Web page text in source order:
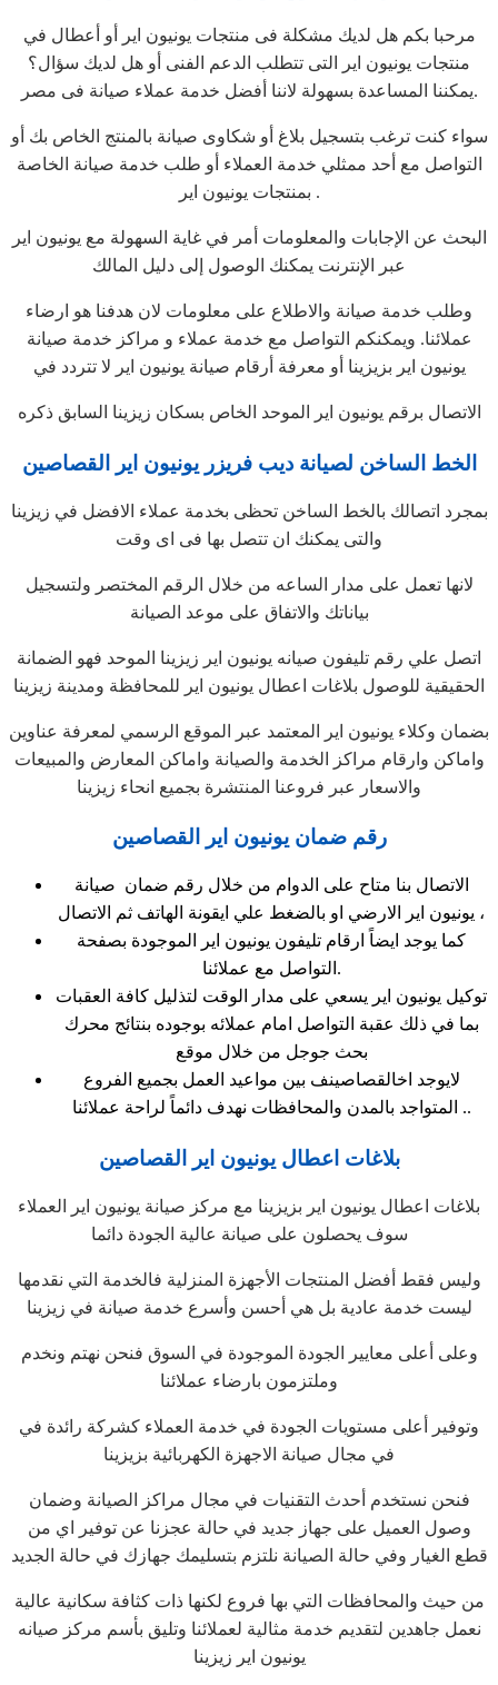
مرحبا بكم هل لديك مشكلة فى منتجات يونيون اير أو أعطال في
منتجات يونيون اير التى تتطلب الدعم الفنى أو هل لديك سؤال؟
يمكننا المساعدة بسهولة لاننا أفضل خدمة عملاء صيانة فى مصر.
سواء كنت ترغب بتسجيل بلاغ أو شكاوى صيانة بالمنتج الخاص بك أو
التواصل مع أحد ممثلي خدمة العملاء أو طلب خدمة صيانة الخاصة
بمنتجات يونيون اير .
البحث عن الإجابات والمعلومات أمر في غاية السهولة مع يونيون اير
عبر الإنترنت يمكنك الوصول إلى دليل المالك
وطلب خدمة صيانة والاطلاع على معلومات لان هدفنا هو ارضاء
عملائنا. ويمكنكم التواصل مع خدمة عملاء و مراكز خدمة صيانة
يونيون اير بزيزينا أو معرفة أرقام صيانة يونيون اير لا تتردد في
الاتصال برقم يونيون اير الموحد الخاص بسكان زيزينا السابق ذكره
الخط الساخن لصيانة ديب فريزر يونيون اير القصاصين
بمجرد اتصالك بالخط الساخن تحظى بخدمة عملاء الافضل في زيزينا
والتى يمكنك ان تتصل بها فى اى وقت
لانها تعمل على مدار الساعه من خلال الرقم المختصر ولتسجيل
بياناتك والاتفاق على موعد الصيانة
اتصل علي رقم تليفون صيانه يونيون اير زيزينا الموحد فهو الضمانة
الحقيقية للوصول بلاغات اعطال يونيون اير للمحافظة ومدينة زيزينا
بضمان وكلاء يونيون اير المعتمد عبر الموقع الرسمي لمعرفة عناوين
واماكن وارقام مراكز الخدمة والصيانة واماكن المعارض والمبيعات
والاسعار عبر فروعنا المنتشرة بجميع انحاء زيزينا
رقم ضمان يونيون اير القصاصين
الاتصال بنا متاح على الدوام من خلال رقم ضمان صيانة
يونيون اير الارضي او بالضغط علي ايقونة الهاتف ثم الاتصال ،
كما يوجد ايضاً ارقام تليفون يونيون اير الموجودة بصفحة
التواصل مع عملائنا.
توكيل يونيون اير يسعي على مدار الوقت لتذليل كافة العقبات
بما في ذلك عقبة التواصل امام عملائه بوجوده بنتائج محرك
بحث جوجل من خلال موقع
لايوجد اخالقصاصينف بين مواعيد العمل بجميع الفروع
المتواجد بالمدن والمحافظات نهدف دائماً لراحة عملائنا ..
بلاغات اعطال يونيون اير القصاصين
بلاغات اعطال يونيون اير بزيزينا مع مركز صيانة يونيون اير العملاء
سوف يحصلون على صيانة عالية الجودة دائما
وليس فقط أفضل المنتجات الأجهزة المنزلية فالخدمة التي نقدمها
ليست خدمة عادية بل هي أحسن وأسرع خدمة صيانة في زيزينا
وعلى أعلى معايير الجودة الموجودة في السوق فنحن نهتم ونخدم
وملتزمون بارضاء عملائنا
وتوفير أعلى مستويات الجودة في خدمة العملاء كشركة رائدة في
في مجال صيانة الاجهزة الكهربائية بزيزينا
فنحن نستخدم أحدث التقنيات في مجال مراكز الصيانة وضمان
وصول العميل على جهاز جديد في حالة عجزنا عن توفير اي من
قطع الغيار وفي حالة الصيانة نلتزم بتسليمك جهازك في حالة الجديد
من حيث والمحافظات التي بها فروع لكنها ذات كثافة سكانية عالية
نعمل جاهدين لتقديم خدمة مثالية لعملائنا وتليق بأسم مركز صيانه
يونيون اير زيزينا